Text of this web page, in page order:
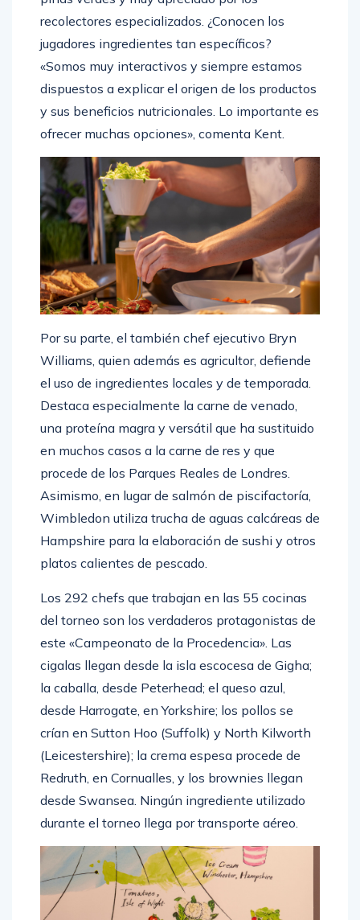
recolectores especializados. ¿Conocen los
jugadores ingredientes tan específicos?
«Somos muy interactivos y siempre estamos
dispuestos a explicar el origen de los productos
y sus beneficios nutricionales. Lo importante es
ofrecer muchas opciones», comenta Kent.
Por su parte, el también chef ejecutivo Bryn
Williams, quien además es agricultor, defiende
el uso de ingredientes locales y de temporada.
Destaca especialmente la carne de venado,
una proteína magra y versátil que ha sustituido
en muchos casos a la carne de res y que
procede de los Parques Reales de Londres.
Asimismo, en lugar de salmón de piscifactoría,
Wimbledon utiliza trucha de aguas calcáreas de
Hampshire para la elaboración de sushi y otros
platos calientes de pescado.
Los 292 chefs que trabajan en las 55 cocinas
del torneo son los verdaderos protagonistas de
este «Campeonato de la Procedencia». Las
cigalas llegan desde la isla escocesa de Gigha;
la caballa, desde Peterhead; el queso azul,
desde Harrogate, en Yorkshire; los pollos se
crían en Sutton Hoo (Suffolk) y North Kilworth
(Leicestershire); la crema espesa procede de
Redruth, en Cornualles, y los brownies llegan
desde Swansea. Ningún ingrediente utilizado
durante el torneo llega por transporte aéreo.